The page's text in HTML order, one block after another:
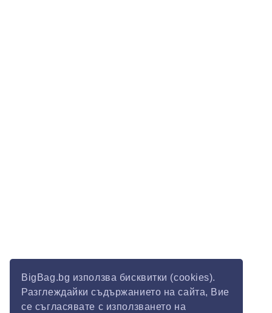
BigBag.bg използва бисквитки (cookies).
Разглеждайки съдържанието на сайта, Вие
се съгласявате с използването на